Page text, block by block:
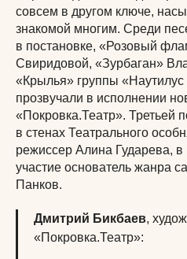
совсем в другом ключе,
знакомой многим. Среди
в постановке, «Розовый
Свиридовой, «Зурбаган»
«Крылья» группы
прозвучали в исполнении
«Покровка.Театр». Третьей
в стенах Театрального
режиссер Алина Гударева,
участие основатель жанра
Панков.
Дмитрий Бикбаев,
«Покровка.Театр»: